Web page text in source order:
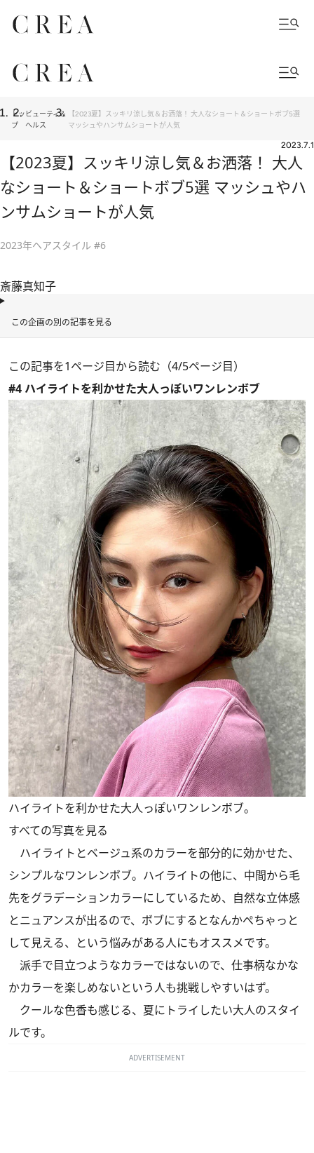
トッ
プ
ビューティ＆
ヘルス
【2023夏】スッキリ涼し気＆お洒落！ 大人なショート＆ショートボブ5選
マッシュやハンサムショートが人気
2023.7.1
【2023夏】スッキリ涼し気＆お洒落！ 大人
なショート＆ショートボブ5選 マッシュやハ
ンサムショートが人気
2023年ヘアスタイル #6
斎藤真知子
この企画の別の記事を見る
この記事を1ページ目から読む（4/5ページ目）
#4 ハイライトを利かせた大人っぽいワンレンボブ
ハイライトを利かせた大人っぽいワンレンボブ。
すべての写真を見る
ハイライトとベージュ系のカラーを部分的に効かせた、
シンプルなワンレンボブ。ハイライトの他に、中間から毛
先をグラデーションカラーにしているため、自然な立体感
とニュアンスが出るので、ボブにするとなんかぺちゃっと
して見える、という悩みがある人にもオススメです。
派手で目立つようなカラーではないので、仕事柄なかな
かカラーを楽しめないという人も挑戦しやすいはず。
クールな色香も感じる、夏にトライしたい大人のスタイ
ルです。
ADVERTISEMENT